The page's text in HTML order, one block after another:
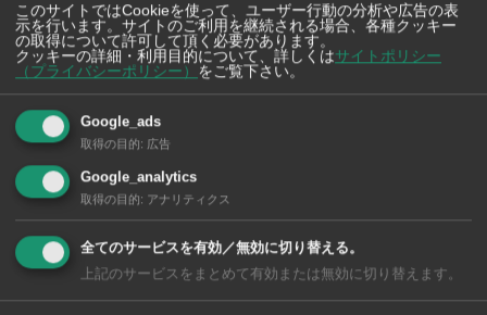
このサイトではCookieを使って、ユーザー行動の分析や広告の表
示を行います。サイトのご利用を継続される場合、各種クッキー
の取得について許可して頂く必要があります。
クッキーの詳細・利用目的について、詳しくはサイトポリシー
（プライバシーポリシー）
をご覧下さい。
Google_ads
取得の目的: 広告
Google_analytics
取得の目的: アナリティクス
全てのサービスを有効／無効に切り替える。
上記のサービスをまとめて有効または無効に切り替えます。